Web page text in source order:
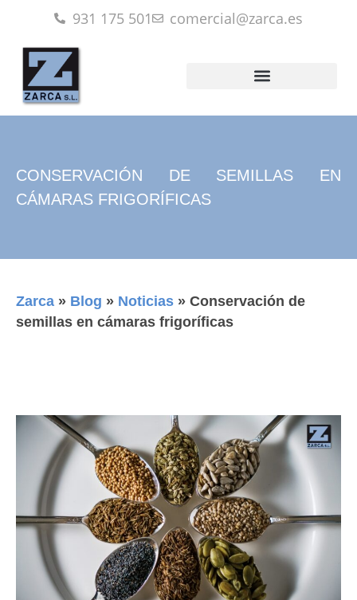
931 175 501 comercial@zarca.es
CONSERVACIÓN DE SEMILLAS EN
CÁMARAS FRIGORÍFICAS
Zarca » Blog » Noticias » Conservación de
semillas en cámaras frigoríficas